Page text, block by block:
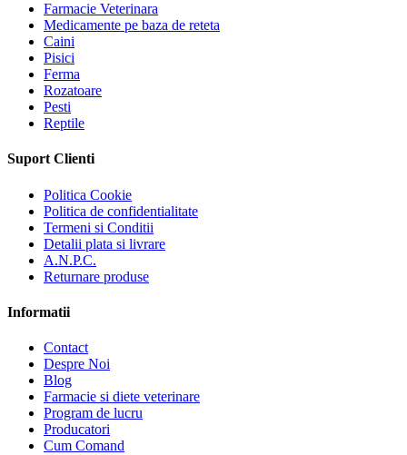
Farmacie Veterinara
Medicamente pe baza de reteta
Caini
Pisici
Ferma
Rozatoare
Pesti
Reptile
Suport Clienti
Politica Cookie
Politica de confidentialitate
Termeni si Conditii
Detalii plata si livrare
A.N.P.C.
Returnare produse
Informatii
Contact
Despre Noi
Blog
Farmacie si diete veterinare
Program de lucru
Producatori
Cum Comand